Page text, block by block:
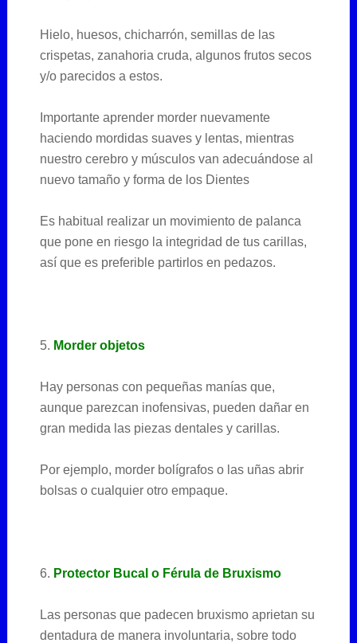
Hielo, huesos, chicharrón, semillas de las
crispetas, zanahoria cruda, algunos frutos secos
y/o parecidos a estos.
Importante aprender morder nuevamente
haciendo mordidas suaves y lentas, mientras
nuestro cerebro y músculos van adecuándose al
nuevo tamaño y forma de los Dientes
Es habitual realizar un movimiento de palanca
que pone en riesgo la integridad de tus carillas,
así que es preferible partirlos en pedazos.
5. Morder objetos
Hay personas con pequeñas manías que,
aunque parezcan inofensivas, pueden dañar en
gran medida las piezas dentales y carillas.
Por ejemplo, morder bolígrafos o las uñas abrir
bolsas o cualquier otro empaque.
6. Protector Bucal o Férula de Bruxismo
Las personas que padecen bruxismo aprietan su
dentadura de manera involuntaria, sobre todo